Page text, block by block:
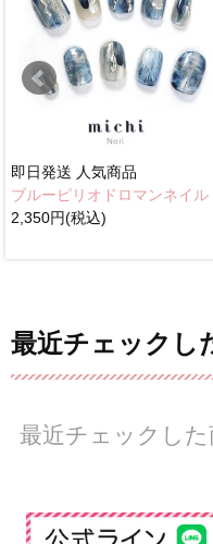
即日発送 人気商品
ブルーピリオドロマンネイル
2,350円(税込)
最近チェックし
最近チェックした